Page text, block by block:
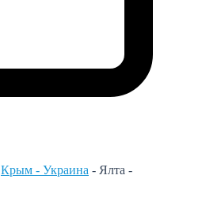
Крым - Украина - Ялта -